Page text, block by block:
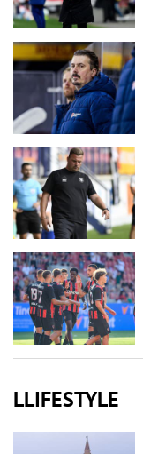
LLIFESTYLE